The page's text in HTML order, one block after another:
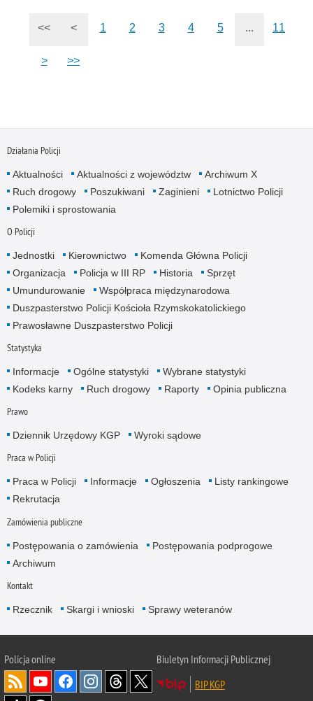
<< < 1 2 3 4 5 ... 11
> >>
Działania Policji
Aktualności Aktualności z województw
Archiwum X
Ruch drogowy
Poszukiwani Zaginieni
Lotnictwo Policji
Polemiki i sprostowania
O Policji
Jednostki Kierownictwo
Komenda Główna Policji
Organizacja
Policja w III RP Historia
Sprzęt
Umundurowanie
Współpraca międzynarodowa
Duszpasterstwo Policji Kościoła Rzymskokatolickiego
Prawosławne Duszpasterstwo Policji
Statystyka
Informacje Ogólne statystyki
Wybrane statystyki
Kodeks karny
Ruch drogowy Raporty Opinia publiczna
Prawo
Dziennik Urzędowy KGP Wyroki sądowe
Praca w Policji
Praca w Policji Informacje Ogłoszenia
Listy rankingowe
Rekrutacja
Zamówienia publiczne
Postępowania o zamówienia
Postępowania podprogowe
Archiwum
Kontakt
Rzecznik Skargi i wnioski Sprawy weteranów
Policjaonline
Biuletyn Informacji Publicznej
BIP KGP